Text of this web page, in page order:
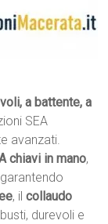
a battente, a
SEA
avanzati.
chiavi in mano,
, ilcollaudo
durevoli e